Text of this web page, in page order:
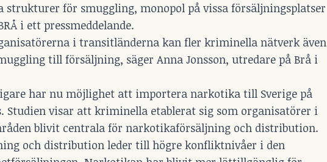
strukturer för smuggling, monopol på vissa försäljningsplatser
i ett pressmeddelande.
i transitländerna kan fler kriminella nätverk även
till försäljning, säger Anna Jonsson, utredare på Brå i
har nu möjlighet att importera narkotika till Sverige på
visar att kriminella etablerat sig som organisatörer i
blivit centrala för narkotika­försäljning och distribution.
och distribution leder till högre konfliktnivåer i den